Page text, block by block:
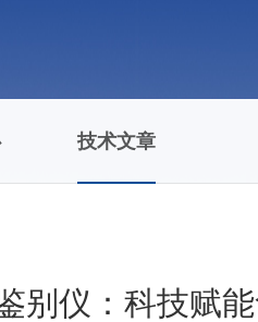
技术文章
别仪：科技赋